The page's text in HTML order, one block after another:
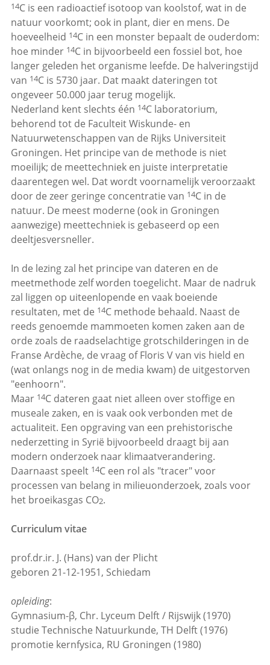
14C is een radioactief isotoop van koolstof, wat in de
natuur voorkomt; ook in plant, dier en mens. De
hoeveelheid 14C in een monster bepaalt de ouderdom:
hoe minder 14C in bijvoorbeeld een fossiel bot, hoe
langer geleden het organisme leefde. De halveringstijd
van 14C is 5730 jaar. Dat maakt dateringen tot
ongeveer 50.000 jaar terug mogelijk.
Nederland kent slechts één 14C laboratorium,
behorend tot de Faculteit Wiskunde- en
Natuurwetenschappen van de Rijks Universiteit
Groningen. Het principe van de methode is niet
moeilijk; de meettechniek en juiste interpretatie
daarentegen wel. Dat wordt voornamelijk veroorzaakt
door de zeer geringe concentratie van 14C in de
natuur. De meest moderne (ook in Groningen
aanwezige) meettechniek is gebaseerd op een
deeltjesversneller.
In de lezing zal het principe van dateren en de
meetmethode zelf worden toegelicht. Maar de nadruk
zal liggen op uiteenlopende en vaak boeiende
resultaten, met de 14C methode behaald. Naast de
reeds genoemde mammoeten komen zaken aan de
orde zoals de raadselachtige grotschilderingen in de
Franse Ardèche, de vraag of Floris V van vis hield en
(wat onlangs nog in de media kwam) de uitgestorven
"eenhoorn".
Maar 14C dateren gaat niet alleen over stoffige en
museale zaken, en is vaak ook verbonden met de
actualiteit. Een opgraving van een prehistorische
nederzetting in Syrië bijvoorbeeld draagt bij aan
modern onderzoek naar klimaatverandering.
Daarnaast speelt 14C een rol als "tracer" voor
processen van belang in milieuonderzoek, zoals voor
het broeikasgas CO2.
Curriculum vitae
prof.dr.ir. J. (Hans) van der Plicht
geboren 21-12-1951, Schiedam
opleiding:
Gymnasium-β, Chr. Lyceum Delft / Rijswijk (1970)
studie Technische Natuurkunde, TH Delft (1976)
promotie kernfysica, RU Groningen (1980)